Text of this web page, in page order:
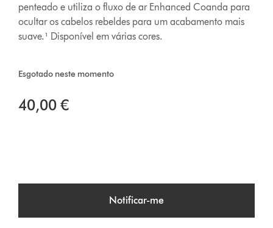
penteado e utiliza o fluxo de ar Enhanced Coanda para
ocultar os cabelos rebeldes para um acabamento mais
suave.¹ Disponível em várias cores.
Esgotado neste momento
40,00 €
Notificar-me